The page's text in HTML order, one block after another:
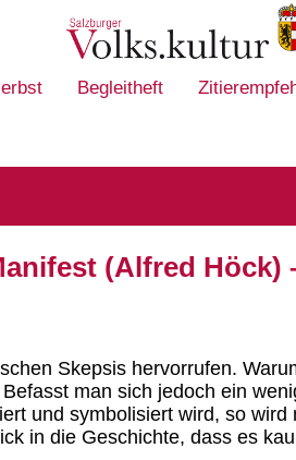
Begleitheft
(Alfred Höck)
Skepsis hervorrufen.
man sich jedoch ein
und symbolisiert wird, so wird
in die Geschichte, dass es